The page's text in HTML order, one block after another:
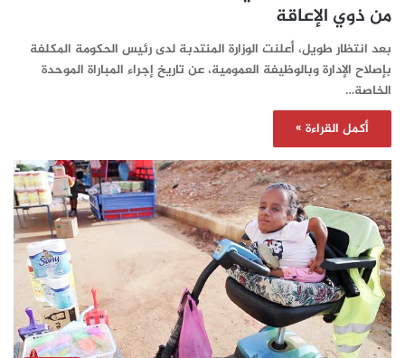
من ذوي الإعاقة
بعد انتظار طويل، أعلنت الوزارة المنتدبة لدى رئيس الحكومة المكلفة
بإصلاح الإدارة وبالوظيفة العمومية، عن تاريخ إجراء المباراة الموحدة
الخاصة…
أكمل القراءة »